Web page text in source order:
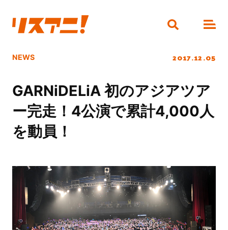
NEWS 2017.12.05
GARNiDELiA 初のアジアツア
ー完走！4公演で累計4,000人
を動員！